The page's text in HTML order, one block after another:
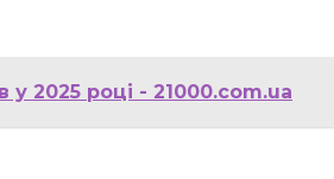
у 2025 році - 21000.com.ua